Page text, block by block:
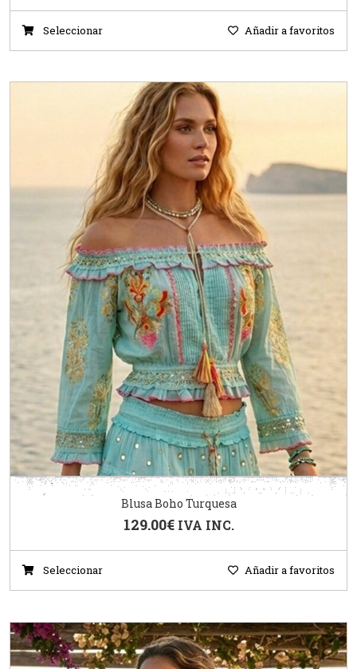
Seleccionar Añadir a favoritos
Blusa Boho Turquesa
129.00€ IVA INC.
Seleccionar Añadir a favoritos